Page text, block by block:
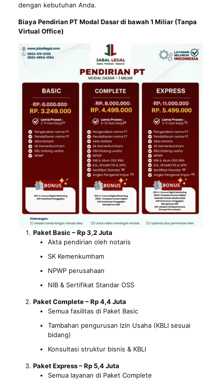
dengan kebutuhan Anda.
Biaya Pendirian PT Modal Dasar di bawah 1 Miliar (Tanpa
Virtual Office)
Paket Basic – Rp 3,2 Juta
Akta pendirian oleh notaris
SK Kemenkumham
NPWP perusahaan
NIB & Sertifikat Standar OSS
Paket Complete – Rp 4,4 Juta
Semua fasilitas di Paket Basic
Tambahan pengurusan Izin Usaha (KBLI sesuai
bidang)
Konsultasi struktur bisnis & KBLI
Paket Express – Rp 5,4 Juta
Semua layanan di Paket Complete